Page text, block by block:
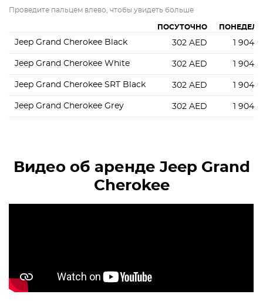
Проведите пальцем влево, чтобы увидеть больше
ПОСУТОЧНО
Jeep Grand Cherokee Black 302 AED 1 904
Jeep Grand Cherokee White 302 AED 1 904
Jeep Grand Cherokee SRT Black 302 AED 1 904
Jeep Grand Cherokee Grey 302 AED 1 904
Видео об аренде Jeep Grand
Cherokee